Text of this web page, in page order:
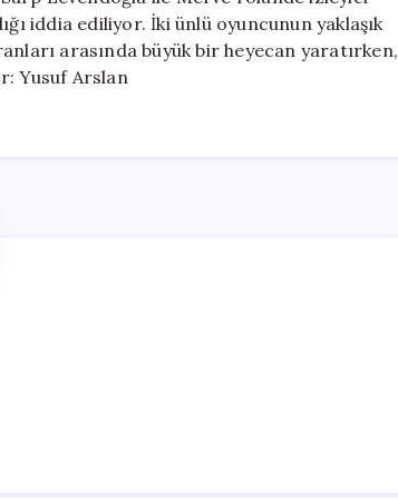
Beklenmedik
için
iddia ediliyor. İki ünlü oyuncunun yaklaşık
arasında büyük bir heyecan yaratırken,
Yusuf Arslan